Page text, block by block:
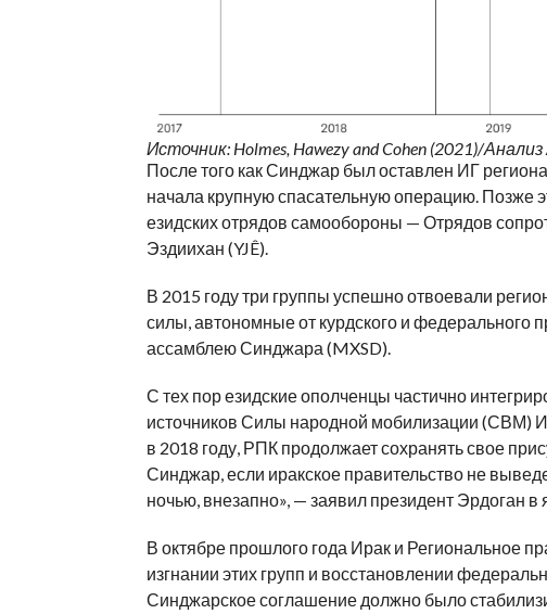
Источник: Holmes, Hawezy and Cohen (2021)/
После того как Синджар был оставлен ИГ
начала крупную спасательную операцию. Позже
езидских отрядов самообороны — Отрядов
Эздиихан (YJÊ).
В 2015 году три группы успешно отвоевали
силы, автономные от курдского и федерального
ассамблею Синджара (MXSD).
С тех пор езидские ополченцы частично
источников Силы народной мобилизации (СВМ)
в 2018 году, РПК продолжает сохранять свое
Синджар, если иракское правительство не
ночью, внезапно», — заявил президент Эрдоган в
В октябре прошлого года Ирак и Региональное
изгнании этих групп и восстановлении
Синджарское соглашение должно было